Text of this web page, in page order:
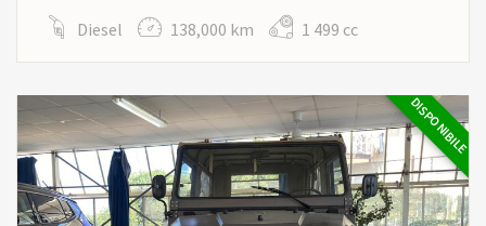
Diesel 138,000 km 1 499 cc
DISPONIBILE